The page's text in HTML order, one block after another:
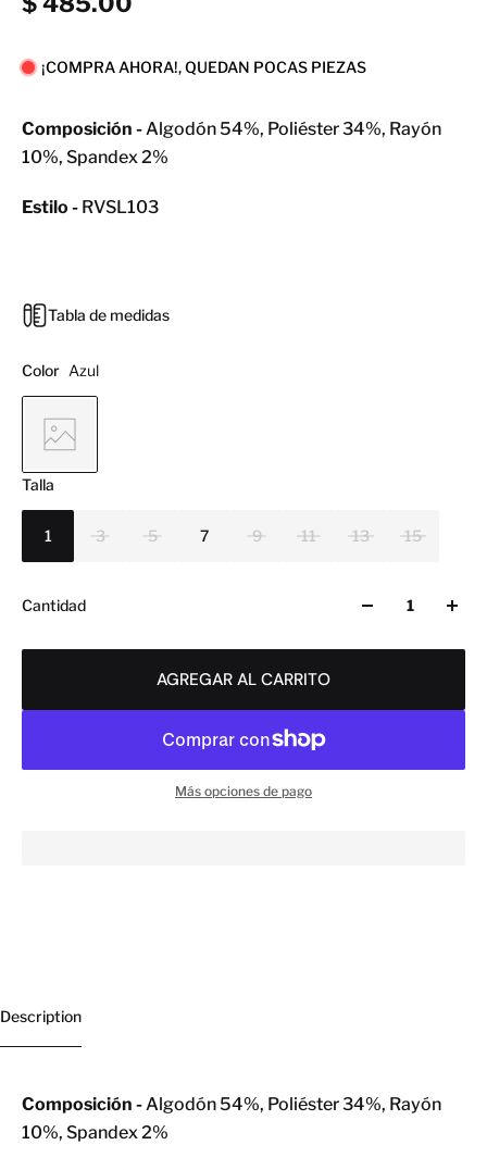
¡COMPRA AHORA!, QUEDAN POCAS PIEZAS
Composición -Algodón 54%, Poliéster 34%, Rayón
10%, Spandex 2%
Estilo - RVSL103
Tabla de medidas
Color Azul
Talla
1 3 5 7 9 11 13 15
Cantidad
AGREGAR AL CARRITO
Más opciones de pago
Description
Composición - Algodón 54%, Poliéster 34%, Rayón
10%, Spandex 2%